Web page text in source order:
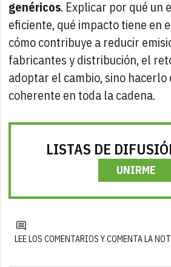
genéricos. Explicar por qué un
eficiente, qué impacto tiene en
cómo contribuye a reducir
fabricantes y distribución, el
adoptar el cambio, sino
coherente en toda la cadena.
LISTAS DE
UNIRME
LEE LOS COMENTARIOS Y COMENTA LA